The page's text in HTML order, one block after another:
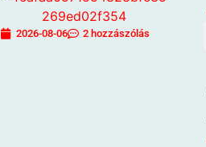
2026-08-06 2 hozzászólás